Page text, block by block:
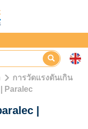
การวัดแรงดันเกิน
Paralec
|